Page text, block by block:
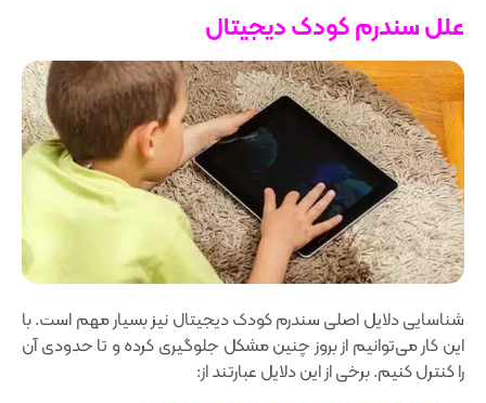
علل سندرم کودک دیجیتال
شناسایی دلایل اصلی سندرم کودک دیجیتال نیز بسیار مهم است. با
این کار می‌توانیم از بروز چنین مشکل جلوگیری کرده و تا حدودی آن
را کنترل کنیم. برخی از این دلایل عبارتند از: